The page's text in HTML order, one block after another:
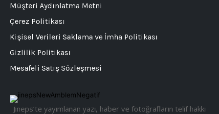
Jineps’te yayımlanan yazı, haber ve fotoğrafların telif hakkı
Müşteri Aydınlatma Metni
Çerez Politikası
Kişisel Verileri Saklama ve İmha Politikası
Gizlilik Politikası
Mesafeli Satış Sözleşmesi